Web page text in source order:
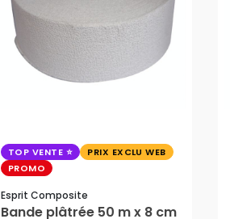
TOP VENTE
PRIX EXCLU WEB
PROMO
Esprit Composite
Bande plâtrée 50 m x 8 cm